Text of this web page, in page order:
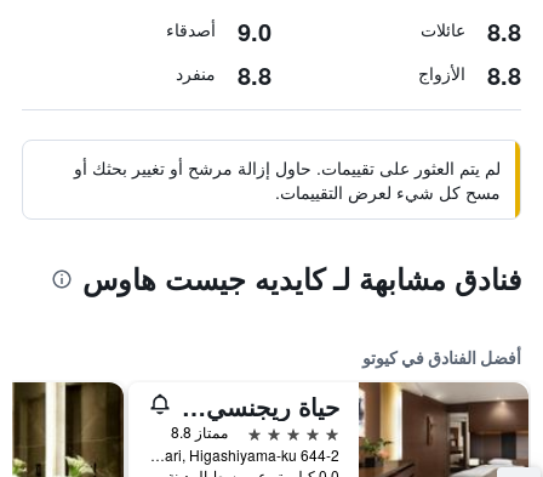
8.8 عائلات 9.0 أصدقاء
8.8 الأزواج 8.8 منفرد
لم يتم العثور على تقييمات. حاول إزالة مرشح أو تغيير بحثك أو
مسح كل شيء لعرض التقييمات.
فنادق مشابهة لـ كايديه جيست هاوس
أفضل الفنادق في كيوتو
حياة ريجنسي كيوتو
5 نجوم
ممتاز 8.8
644-2 Sanjusangendo-Mawari, Higashiyama-ku, كيوتو, اليابان